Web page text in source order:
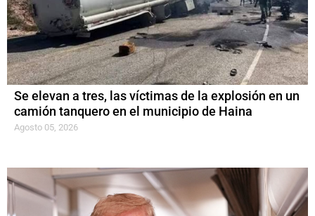
Se elevan a tres, las víctimas de la explosión en un
camión tanquero en el municipio de Haina
Agosto 05, 2026